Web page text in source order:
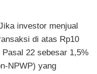
investor menjual
di atas Rp10
22 sebesar 1,5%
NPWP) yang